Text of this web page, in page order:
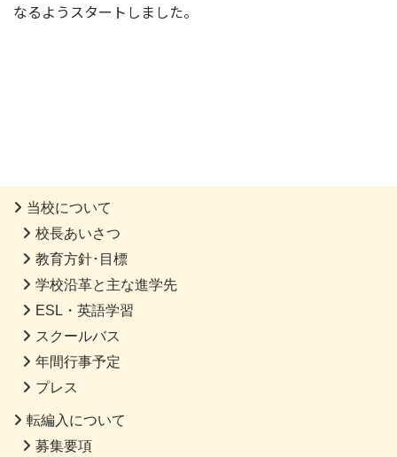
なるようスタートしました。
当校について
校長あいさつ
教育方針･目標
学校沿革と主な進学先
ESL・英語学習
スクールバス
年間行事予定
プレス
転編入について
募集要項